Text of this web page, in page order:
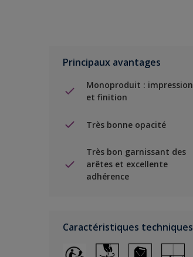
Principaux avantages
Monoproduit : impression
et finition
Très bonne opacité
Très bon garnissant des
arêtes et excellente
adhérence
Caractéristiques techniques